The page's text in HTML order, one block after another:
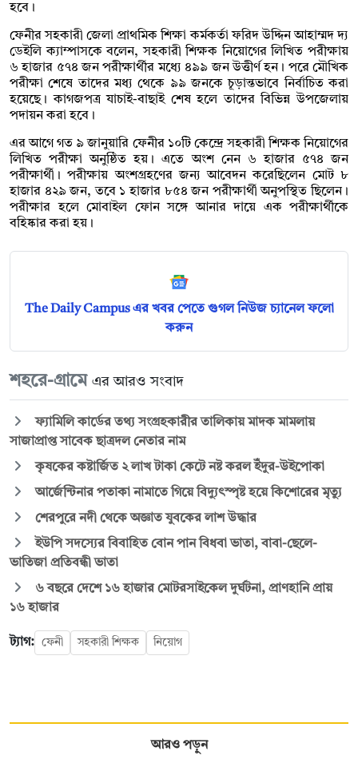
হবে।
ফেনীর সহকারী জেলা প্রাথমিক শিক্ষা কর্মকর্তা ফরিদ উদ্দিন আহাম্মদ দ্য
ডেইলি ক্যাম্পাসকে বলেন, সহকারী শিক্ষক নিয়োগের লিখিত পরীক্ষায়
৬ হাজার ৫৭৪ জন পরীক্ষার্থীর মধ্যে ৪৯৯ জন উত্তীর্ণ হন। পরে মৌখিক
পরীক্ষা শেষে তাদের মধ্য থেকে ৯৯ জনকে চূড়ান্তভাবে নির্বাচিত করা
হয়েছে। কাগজপত্র যাচাই-বাছাই শেষ হলে তাদের বিভিন্ন উপজেলায়
পদায়ন করা হবে।
এর আগে গত ৯ জানুয়ারি ফেনীর ১০টি কেন্দ্রে সহকারী শিক্ষক নিয়োগের
লিখিত পরীক্ষা অনুষ্ঠিত হয়। এতে অংশ নেন ৬ হাজার ৫৭৪ জন
পরীক্ষার্থী। পরীক্ষায় অংশগ্রহণের জন্য আবেদন করেছিলেন মোট ৮
হাজার ৪২৯ জন, তবে ১ হাজার ৮৫৪ জন পরীক্ষার্থী অনুপস্থিত ছিলেন।
পরীক্ষার হলে মোবাইল ফোন সঙ্গে আনার দায়ে এক পরীক্ষার্থীকে
বহিষ্কার করা হয়।
The Daily Campus এর খবর পেতে গুগল নিউজ চ্যানেল ফলো
করুন
শহরে-গ্রামে এর আরও সংবাদ
ফ্যামিলি কার্ডের তথ্য সংগ্রহকারীর তালিকায় মাদক মামলায়
সাজাপ্রাপ্ত সাবেক ছাত্রদল নেতার নাম
কৃষকের কষ্টার্জিত ২ লাখ টাকা কেটে নষ্ট করল ইঁদুর-উইপোকা
আর্জেন্টিনার পতাকা নামাতে গিয়ে বিদ্যুৎস্পৃষ্ট হয়ে কিশোরের মৃত্যু
শেরপুরে নদী থেকে অজ্ঞাত যুবকের লাশ উদ্ধার
ইউপি সদস্যের বিবাহিত বোন পান বিধবা ভাতা, বাবা-ছেলে-
ভাতিজা প্রতিবন্ধী ভাতা
৬ বছরে দেশে ১৬ হাজার মোটরসাইকেল দুর্ঘটনা, প্রাণহানি প্রায়
১৬ হাজার
ট্যাগ: ফেনী সহকারী শিক্ষক নিয়োগ
আরও পড়ুন